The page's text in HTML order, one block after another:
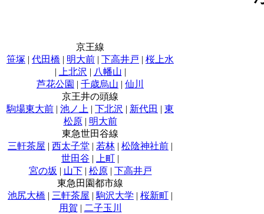
京王線
笹塚 | 代田橋 | 明大前 | 下高井戸 | 桜上水
|
上北沢 | 八幡山 |
芦花公園 | 千歳烏山 | 仙川
京王井の頭線
駒場東大前 | 池ノ上 | 下北沢 | 新代田 | 東
松原| 明大前
東急世田谷線
三軒茶屋 | 西太子堂 | 若林 | 松陰神社前 |
世田谷 | 上町 |
宮の坂 | 山下| 松原| 下高井戸
東急田園都市線
池尻大橋 | 三軒茶屋 | 駒沢大学 | 桜新町 |
用賀 | 二子玉川